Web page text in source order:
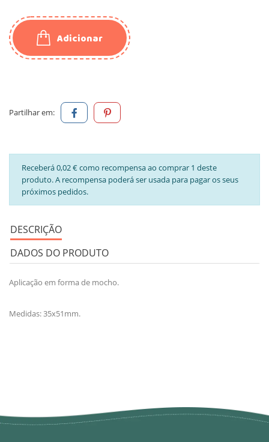
Adicionar
Partilhar em:
Receberá 0,02 € como recompensa ao comprar 1 deste
produto. A recompensa poderá ser usada para pagar os seus
próximos pedidos.
DESCRIÇÃO
DADOS DO PRODUTO
Aplicação em forma de mocho.
Medidas: 35x51mm.